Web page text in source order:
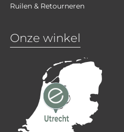
Ruilen & Retourneren
Onze winkel